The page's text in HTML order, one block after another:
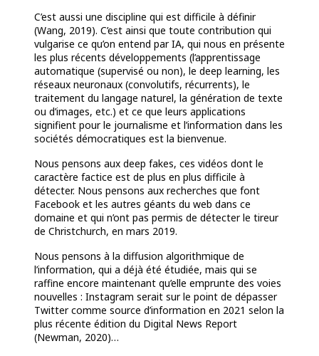
C’est aussi une discipline qui est difficile à définir
(Wang, 2019). C’est ainsi que toute contribution qui
vulgarise ce qu’on entend par IA, qui nous en présente
les plus récents développements (l’apprentissage
automatique (supervisé ou non), le deep learning, les
réseaux neuronaux (convolutifs, récurrents), le
traitement du langage naturel, la génération de texte
ou d’images, etc.) et ce que leurs applications
signifient pour le journalisme et l’information dans les
sociétés démocratiques est la bienvenue.
Nous pensons aux deep fakes, ces vidéos dont le
caractère factice est de plus en plus difficile à
détecter. Nous pensons aux recherches que font
Facebook et les autres géants du web dans ce
domaine et qui n’ont pas permis de détecter le tireur
de Christchurch, en mars 2019.
Nous pensons à la diffusion algorithmique de
l’information, qui a déjà été étudiée, mais qui se
raffine encore maintenant qu’elle emprunte des voies
nouvelles : Instagram serait sur le point de dépasser
Twitter comme source d’information en 2021 selon la
plus récente édition du Digital News Report
(Newman, 2020)…